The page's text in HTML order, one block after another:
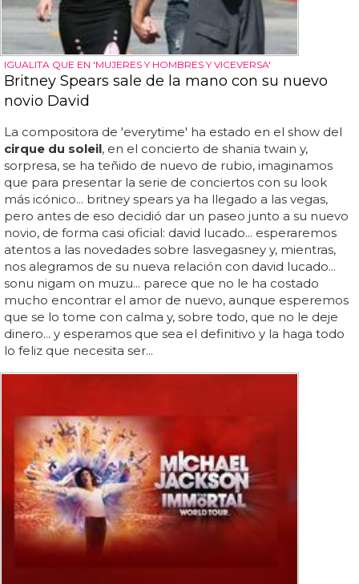
IGUALITA QUE EN 'MUJERES Y HOMBRES Y VICEVERSA'
Britney Spears sale de la mano con su nuevo
novio David
La compositora de 'everytime' ha estado en el show del
cirque du soleil, en el concierto de shania twain y,
sorpresa, se ha teñido de nuevo de rubio, imaginamos
que para presentar la serie de conciertos con su look
más icónico... britney spears ya ha llegado a las vegas,
pero antes de eso decidió dar un paseo junto a su nuevo
novio, de forma casi oficial: david lucado... esperaremos
atentos a las novedades sobre lasvegasney y, mientras,
nos alegramos de su nueva relación con david lucado...
sonu nigam on muzu... parece que no le ha costado
mucho encontrar el amor de nuevo, aunque esperemos
que se lo tome con calma y, sobre todo, que no le deje
dinero... y esperamos que sea el definitivo y la haga todo
lo feliz que necesita ser...